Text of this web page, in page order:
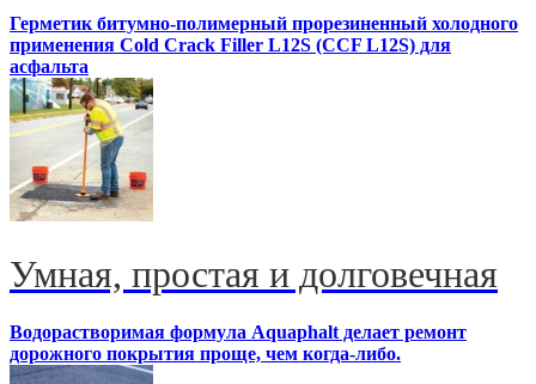
Герметик битумно-полимерный прорезиненный холодного
применения Cold Crack Filler L12S (ССF L12S) для
асфальта
Умная, простая и долговечная
Водорастворимая формула Aquaphalt делает ремонт
дорожного покрытия проще, чем когда-либо.